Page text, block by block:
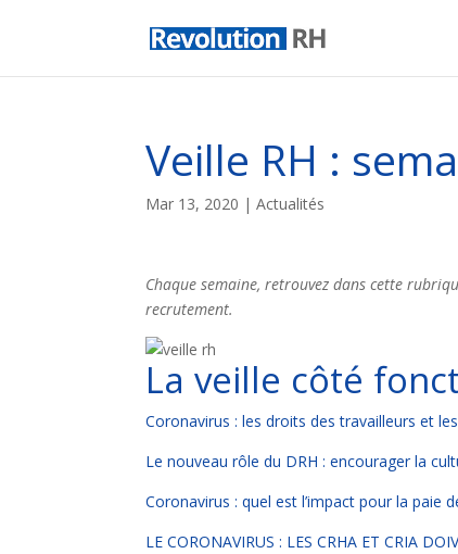
Veille RH :
Mar 13, 2020 |Actualités
Chaque semaine, retrouvez dans cette
recrutement.
La veille côté
Coronavirus : les droits des travailleurs et
Le nouveau rôle du DRH : encourager la
Coronavirus : quel est l’impact pour la paie
LE CORONAVIRUS : LES CRHA ET CRIA